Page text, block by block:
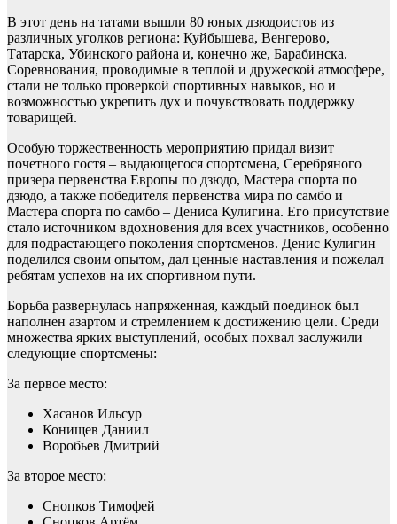
В этот день на татами вышли 80 юных дзюдоистов из
различных уголков региона: Куйбышева, Венгерово,
Татарска, Убинского района и, конечно же, Барабинска.
Соревнования, проводимые в теплой и дружеской атмосфере,
стали не только проверкой спортивных навыков, но и
возможностью укрепить дух и почувствовать поддержку
товарищей.
Особую торжественность мероприятию придал визит
почетного гостя – выдающегося спортсмена, Серебряного
призера первенства Европы по дзюдо, Мастера спорта по
дзюдо, а также победителя первенства мира по самбо и
Мастера спорта по самбо – Дениса Кулигина. Его присутствие
стало источником вдохновения для всех участников, особенно
для подрастающего поколения спортсменов. Денис Кулигин
поделился своим опытом, дал ценные наставления и пожелал
ребятам успехов на их спортивном пути.
Борьба развернулась напряженная, каждый поединок был
наполнен азартом и стремлением к достижению цели. Среди
множества ярких выступлений, особых похвал заслужили
следующие спортсмены:
За первое место:
Хасанов Ильсур
Конищев Даниил
Воробьев Дмитрий
За второе место:
Снопков Тимофей